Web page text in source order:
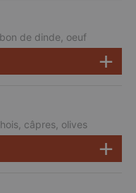
de dinde, oeuf
câpres, olives